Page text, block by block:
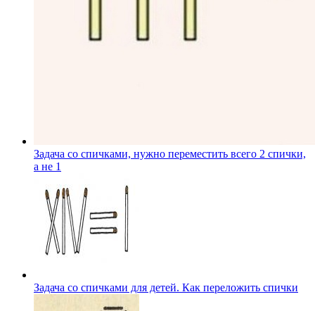
Задача со спичками, нужно переместить всего 2 спички,
а не 1
Задача со спичками для детей. Как переложить спички